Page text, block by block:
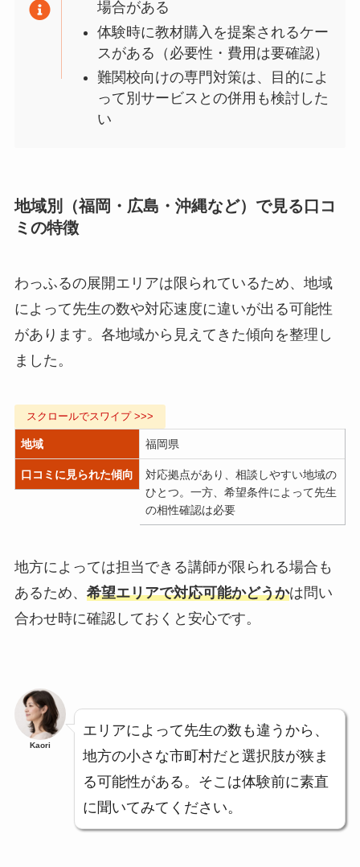
場合がある
体験時に教材購入を提案されるケー
スがある（必要性・費用は要確認）
難関校向けの専門対策は、目的によ
って別サービスとの併用も検討した
い
地域別（福岡・広島・沖縄など）で見る口コ
ミの特徴
わっふるの展開エリアは限られているため、地域
によって先生の数や対応速度に違いが出る可能性
があります。各地域から見えてきた傾向を整理し
ました。
地域
口コミに見られた傾向
福岡県
対応拠点があり、相談しやすい地域の
ひとつ。一方、希望条件によって先生
の相性確認は必要
地方によっては担当できる講師が限られる場合も
あるため、 希望エリアで対応可能かどうかは問い
合わせ時に確認しておくと安心です。
Kaori
エリアによって先生の数も違うから、
地方の小さな市町村だと選択肢が狭ま
る可能性がある。そこは体験前に素直
に聞いてみてください。